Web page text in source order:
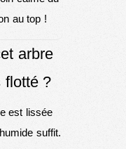
au top !
arbre
flotté ?
est lissée
suffit.